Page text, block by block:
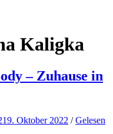
Kaligka
– Zuhause in
19. Oktober 2022 / Gelesen